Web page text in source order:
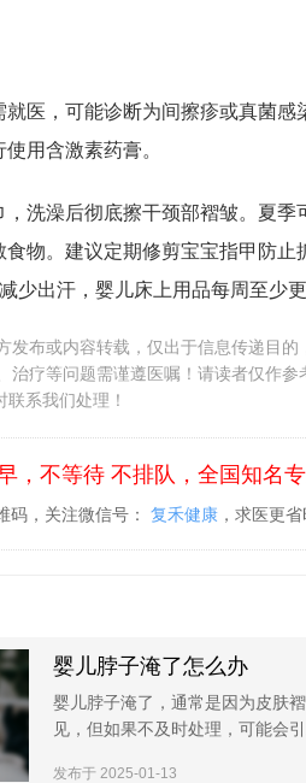
医，可能诊断为间擦疹或真菌
用含激素药膏。
，洗澡后彻底擦干颈部褶皱。夏
物。建议定期修剪宝宝指甲防
少出汗，婴儿床上用品每周至少更
发布或内容转载，仅出于信息传递目
治疗等问题需谨遵医嘱！请读者仅作
系我们处理！
，不等待 不排队，全国知名
码，关注微信号： 复禾健康 ，求医更
婴儿脖子淹了怎么办
婴儿脖子淹了，通常是因为皮肤
见，但如果不及时处理，可能会
发布于 2025-01-13